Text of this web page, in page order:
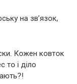
на зв’язок,
Кожен ковток
то і діло